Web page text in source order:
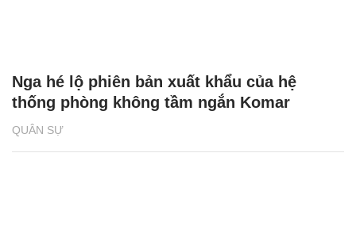
QUÂN SỰ
Nga hé lộ phiên bản xuất khẩu của hệ
thống phòng không tầm ngắn Komar